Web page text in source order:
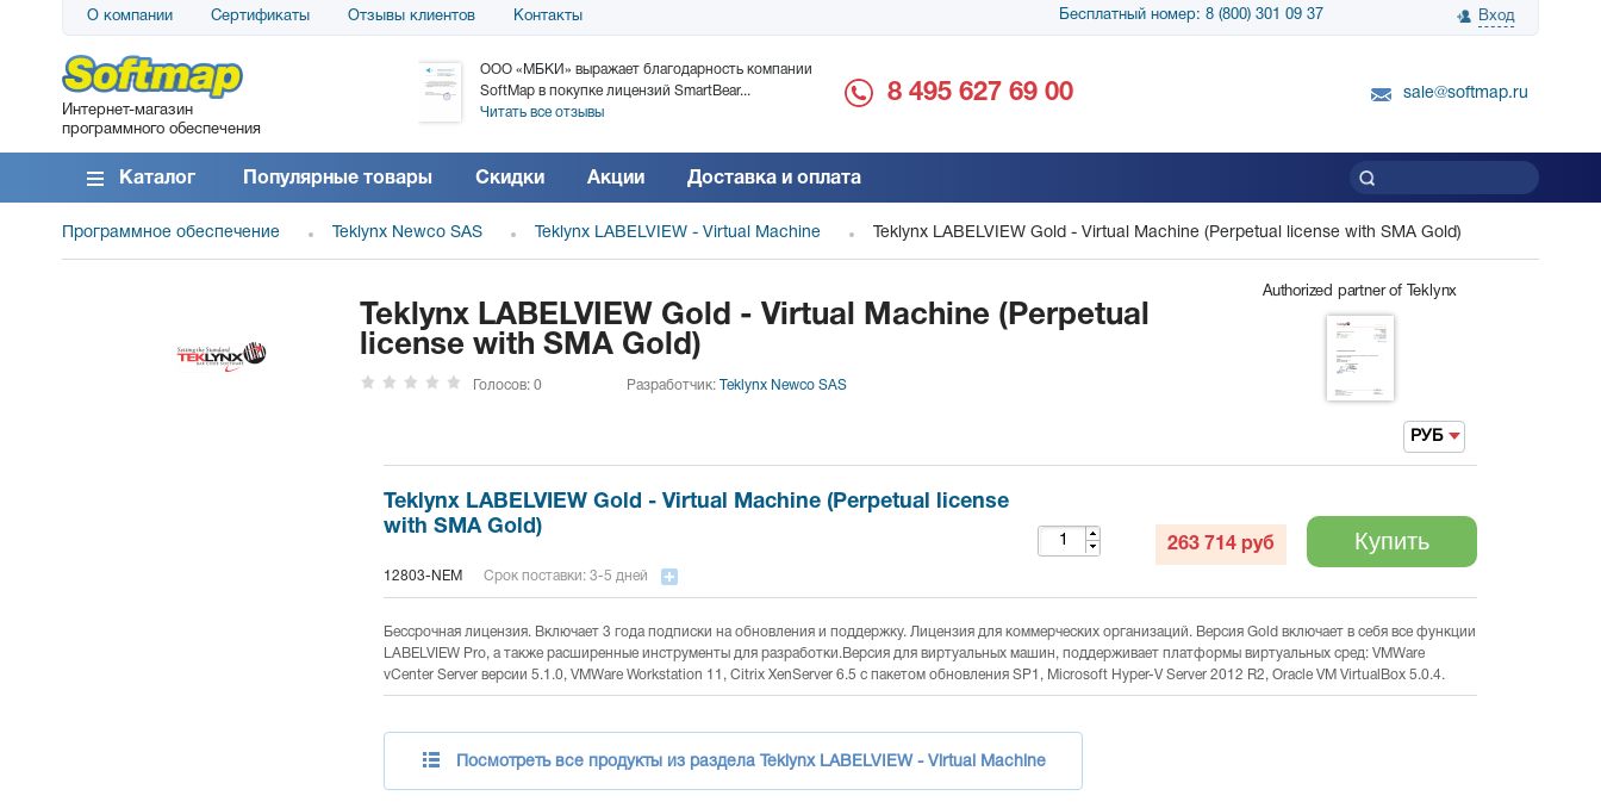
О компании Сертификаты Отзывы клиентов Контакты Бесплатный номер: 8 (800) 301 09 37 Вход
Интернет-магазин
программного обеспечения
АО «АТС» благодарит компанию SoftMap за
поставку программного обеспечения SolarWinds
DameWare...
Читать все отзывы
ООО «МБКИ» выражает благодарность компании
SoftMap в покупке лицензий SmartBear...
Читать все отзывы
благодарность за поставку SnapGene...
благодарность SoftMap за помощь в
8 495 627 69 00 sale@softmap.ru
Каталог Популярные товары Скидки Акции Доставка и оплата
Программное обеспечение Teklynx Newco SAS Teklynx LABELVIEW - Virtual Machine Teklynx LABELVIEW Gold - Virtual Machine (Perpetual license with SMA Gold)
Teklynx LABELVIEW Gold - Virtual Machine (Perpetual
license with SMA Gold)
Голосов: 0 Разработчик: Teklynx Newco SAS
Authorized partner of Teklynx
РУБ
Teklynx LABELVIEW Gold - Virtual Machine (Perpetual license
with SMA Gold)
12803-NEM Срок поставки: 3-5 дней
263 714 руб Купить
Бессрочная лицензия. Включает 3 года подписки на обновления и поддержку. Лицензия для коммерческих организаций. Версия Gold включает в себя все функции
LABELVIEW Pro, а также расширенные инструменты для разработки.Версия для виртуальных машин, поддерживает платформы виртуальных сред: VMWare
vCenter Server версии 5.1.0, VMWare Workstation 11, Citrix XenServer 6.5 с пакетом обновления SP1, Microsoft Hyper-V Server 2012 R2, Oracle VM VirtualBox 5.0.4.
Посмотреть все продукты из раздела Teklynx LABELVIEW - Virtual Machine